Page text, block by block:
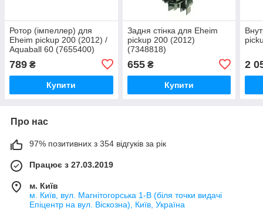
Ротор (імпеллер) для
Eheim pickup 200 (2012) /
Aquaball 60 (7655400)
789 ₴
Купити
Задня стінка для Eheim
pickup 200 (2012)
(7348818)
655₴
Купити
2
Про нас
97% позитивних з 354 відгуків за рік
Працює з 27.03.2019
м. Київ
м. Київ, вул. Магнітогорська 1-В (біля точки видачі
Епіцентр на вул. Віскозна), Київ, Україна